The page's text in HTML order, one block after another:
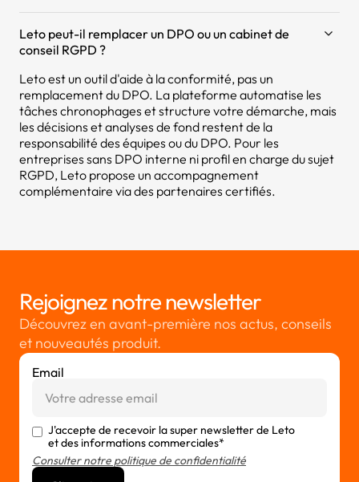
Leto peut-il remplacer un DPO ou un cabinet de
conseil RGPD ?
Leto est un outil d'aide à la conformité, pas un
remplacement du DPO. La plateforme automatise les
tâches chronophages et structure votre démarche, mais
les décisions et analyses de fond restent de la
responsabilité des équipes ou du DPO. Pour les
entreprises sans DPO interne ni profil en charge du sujet
RGPD, Leto propose un accompagnement
complémentaire via des partenaires certifiés.
Rejoignez notre newsletter
Découvrez en avant-première nos actus, conseils
et nouveautés produit.
Email
J'accepte de recevoir la super newsletter de Leto
et des informations commerciales*
Consulter notre politique de confidentialité